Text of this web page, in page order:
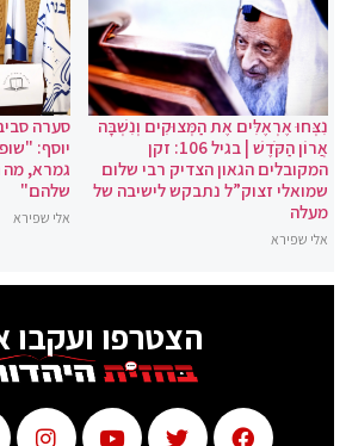
נִצְּחוּ אֶרְאֶלִּים אֶת הַמְּצוּקִים וְנִשְׁבָּה
אֲרוֹן הַקֹּדֶשׁ | בגיל 106: זקן
המקובלים הגאון הצדיק רבי שלום
שמואלי זצוק”ל נתבקש לישיבה של
מעלה
אלי שפירא
סערה
יוסף:
גמרא, מה
שלהם"
אלי שפירא
הצטרפו ועקבו